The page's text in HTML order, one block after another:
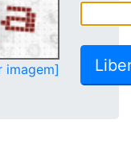
imagem]